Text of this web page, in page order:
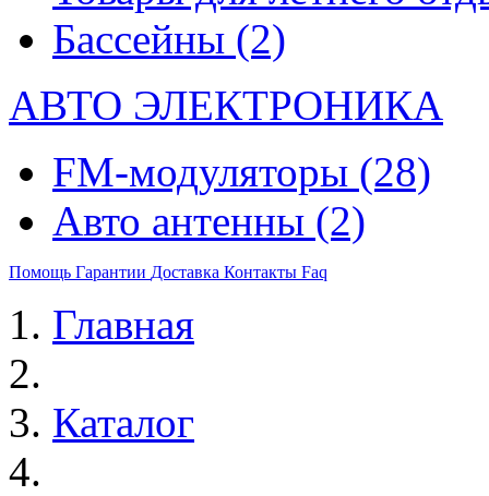
Бассейны (2)
АВТО ЭЛЕКТРОНИКА
FM-модуляторы (28)
Авто антенны (2)
Помощь Гарантии Доставка Контакты Faq
Главная
Каталог